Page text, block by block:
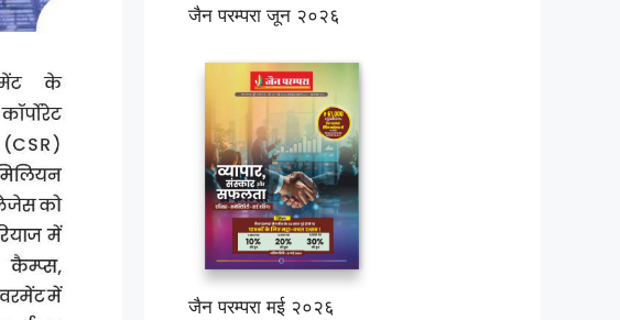
जैन परम्परा जून २०२६
जैन परम्परा मई २०२६